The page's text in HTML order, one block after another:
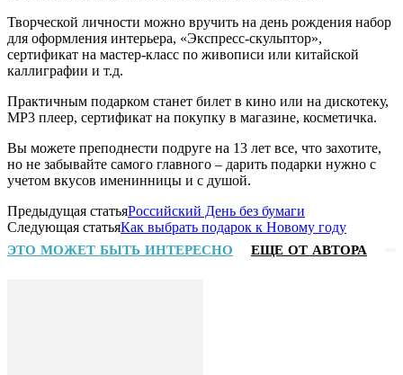
Творческой личности можно вручить на день рождения набор
для оформления интерьера, «Экспресс-скульптор»,
сертификат на мастер-класс по живописи или китайской
каллиграфии и т.д.
Практичным подарком станет билет в кино или на дискотеку,
МР3 плеер, сертификат на покупку в магазине, косметичка.
Вы можете преподнести подруге на 13 лет все, что захотите,
но не забывайте самого главного – дарить подарки нужно с
учетом вкусов именинницы и с душой.
Предыдущая статьяРоссийский День без бумаги
Следующая статьяКак выбрать подарок к Новому году
ЭТО МОЖЕТ БЫТЬ ИНТЕРЕСНО ЕЩЕ ОТ АВТОРА